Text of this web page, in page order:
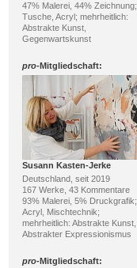
47% Malerei, 44% Zeichnung;
Tusche, Acryl; mehrheitlich:
Abstrakte Kunst,
Gegenwartskunst
pro-Mitgliedschaft:
Susann Kasten-Jerke
Deutschland, seit 2019
167 Werke, 43 Kommentare
93% Malerei, 5% Druckgrafik;
Acryl, Mischtechnik;
mehrheitlich: Abstrakte Kunst,
Abstrakter Expressionismus
pro-Mitgliedschaft: